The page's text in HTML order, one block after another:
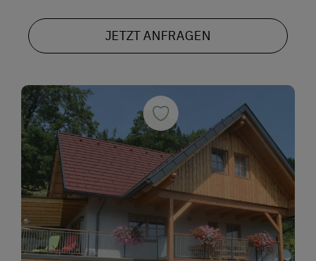
JETZT ANFRAGEN